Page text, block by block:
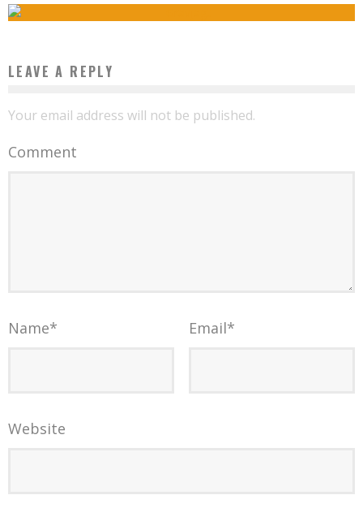
LEAVE A REPLY
Your email address will not be published.
Comment
Name* Email*
Website